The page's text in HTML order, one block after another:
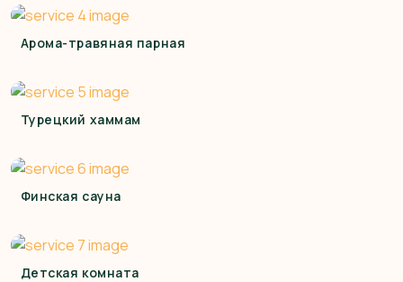
Арома-травяная парная
Турецкий хаммам
Финская сауна
Детская комната